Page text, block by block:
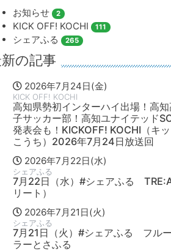
お知らせ 2
KICK OFF! KOCHI 111
シェアふる 265
の記事
2026年7月24日(金)
KICK OFF! KOCHI
高知県勢初インターハイ出場！高
子サッカー部！高知ユナイテッド
発表会も！KICKOFF! KOCHI（キ
こうち）2026年7月24日放送回
2026年7月22日(水)
シェアふる
7月22日（水）#シェアふる
リート）
2026年7月21日(火)
シェアふる
7月21日（火）#シェアふる フル
ラーとさふる